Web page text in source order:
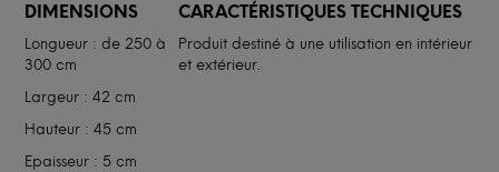
DIMENSIONS
Longueur : de 250 à
300 cm
Largeur : 42 cm
Hauteur : 45 cm
Epaisseur : 5 cm
CARACTÉRISTIQUES TECHNIQUES
Produit destiné à une utilisation en intérieur
et extérieur.